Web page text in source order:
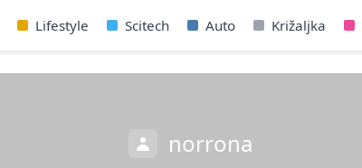
Lifestyle Scitech Auto Križaljka
norrona